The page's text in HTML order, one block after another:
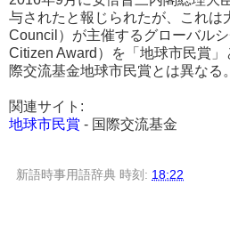
与されたと報じられたが、これは
Council）が主催するグローバル
Citizen Award）を「地球市民賞」
際交流基金地球市民賞とは異なる。
関連サイト:
地球市民賞 - 国際交流基金
新語時事用語辞典 時刻: 18:22